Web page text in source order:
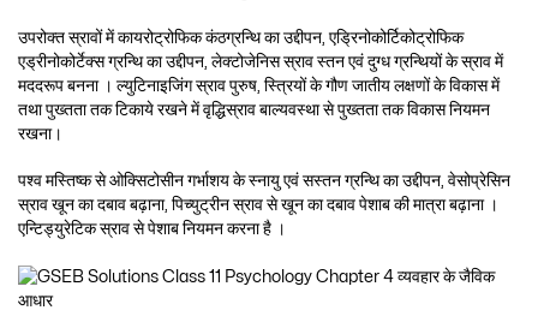
उपरोक्त स्रावों में कायरोट्रोफिक कंठग्रन्थि का उद्दीपन, एड्रिनोकोर्टिकोट्रोफिक
एड्रीनोकोर्टेक्स ग्रन्थि का उद्दीपन, लेक्टोजेनिस स्राव स्तन एवं दुग्ध ग्रन्थियों के स्राव में
मददरूप बनना । ल्युटिनाइजिंग स्राव पुरुष, स्त्रियों के गौण जातीय लक्षणों के विकास में
तथा पुख्तता तक टिकाये रखने में वृद्धिस्राव बाल्यवस्था से पुख्तता तक विकास नियमन
रखना।
पश्व मस्तिष्क से ओक्सिटोसीन गर्भाशय के स्नायु एवं सस्तन ग्रन्थि का उद्दीपन, वेसोप्रेसिन
स्राव खून का दबाव बढ़ाना, पिच्युट्रीन स्राव से खून का दबाव पेशाब की मात्रा बढ़ाना ।
एन्टिड्युरेटिक स्राव से पेशाब नियमन करना है ।